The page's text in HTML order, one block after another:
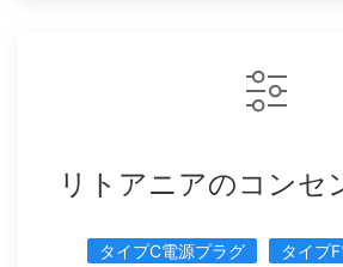
リトアニアのコンセ
タイプC電源プラグ タイプ